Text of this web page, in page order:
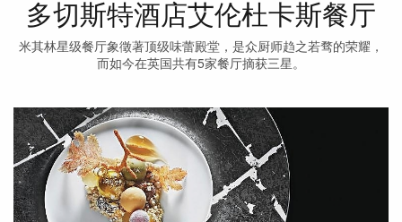
多切斯特酒店艾伦杜卡斯餐厅
米其林星级餐厅象徵著顶级味蕾殿堂，是众厨师趋之若骛的荣耀，
而如今在英国共有5家餐厅摘获三星。